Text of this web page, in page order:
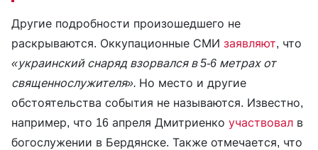
Другие подробности произошедшего не
раскрываются. Оккупационные СМИ заявляют, что
«украинский снаряд взорвался в 5-6 метрах от
священнослужителя». Но место и другие
обстоятельства события не называются. Известно,
например, что 16 апреля Дмитриенко участвовал в
богослужении в Бердянске. Также отмечается, что